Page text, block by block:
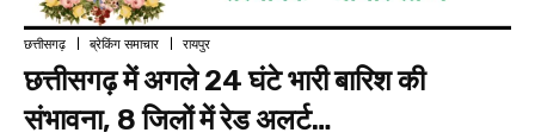
छत्तीसगढ़ ब्रेकिंग समाचार रायपुर
छत्तीसगढ़ में अगले 24 घंटे भारी बारिश की
संभावना, 8 जिलों में रेड अलर्ट…